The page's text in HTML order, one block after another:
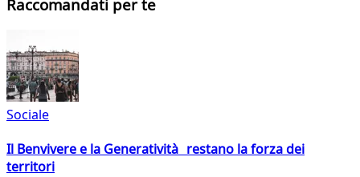
Raccomandati per te
Sociale
Il Benvivere e la Generatività restano la forza dei
territori